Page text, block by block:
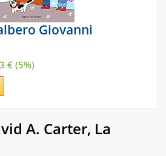
Giovanni
€ (5%)
A. Carter, La